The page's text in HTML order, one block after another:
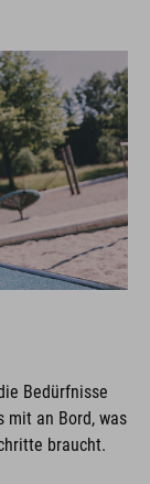
Bedürfnisse
mit an Bord, was
braucht.